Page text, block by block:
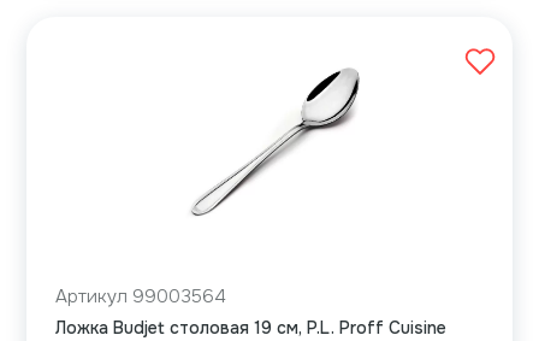
Артикул 99003564
Ложка Budjet столовая 19 см, P.L. Proff Cuisine